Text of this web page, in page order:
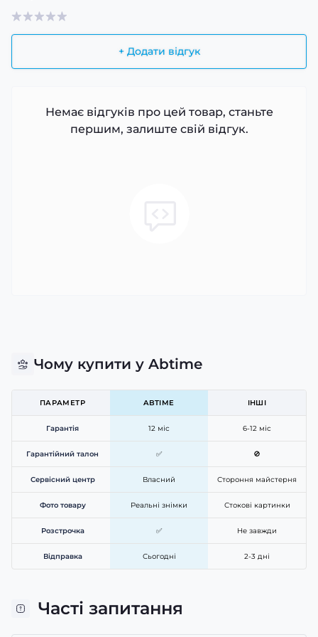
+ Додати відгук
Немає відгуків про цей товар, станьте
першим, залиште свій відгук.
Чому купити у Abtime
ПАРАМЕТР ABTIME ІНШІ
Гарантія 12 міс 6-12 міс
Гарантійний талон ✅ 🚫
Сервісний центр Власний Стороння майстерня
Фото товару Реальні знімки Стокові картинки
Розстрочка ✅ Не завжди
Відправка Сьогодні 2-3 дні
Часті запитання